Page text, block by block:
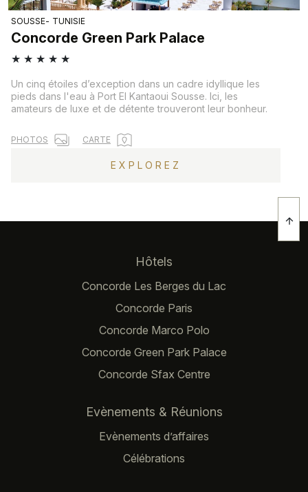
SOUSSE TUNISIE
Concorde Green Park Palace
★ ★ ★ ★ ★
Un cinq étoiles d’exception dans un cadre idyllique les
pieds dans l'eau à Port El Kantaoui Sousse. Ici, les
amateurs de luxe et de détente trouveront leur bonheur.
PHOTOS CARTE
EXPLOREZ
Hôtels
Concorde Les Berges du Lac
Concorde Paris
Concorde Marco Polo
Concorde Green Park Palace
Concorde Sfax Centre
Evènements & Réunions
Evènements d’affaires
Célébrations